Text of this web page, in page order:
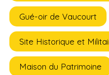
Gué-oir de Vaucourt
Site Historique et
Maison du Patrimoine